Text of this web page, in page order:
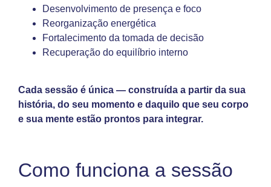
Desenvolvimento de presença e foco
Reorganização energética
Fortalecimento da tomada de decisão
Recuperação do equilíbrio interno
Cada sessão é única — construída a partir da sua
história, do seu momento e daquilo que seu corpo
e sua mente estão prontos para integrar.
Como funciona a sessão